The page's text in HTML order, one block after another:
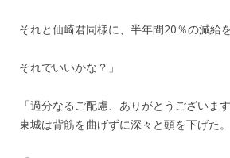
それと仙崎君同様に、半年間20％の減給を
それでいいかな？」
「過分なるご配慮、ありがとうございます
東城は背筋を曲げずに深々と頭を下げた。